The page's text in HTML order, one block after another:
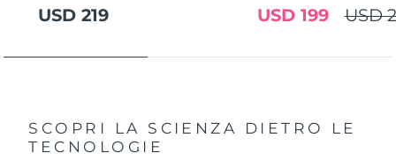
USD 219 USD
USD 199
SCOPRI LA SCIENZA DIETRO LE
TECNOLOGIE